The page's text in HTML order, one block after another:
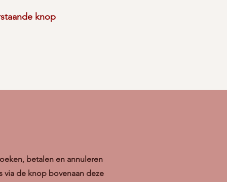
knop
betalen en annuleren
de knop bovenaan deze